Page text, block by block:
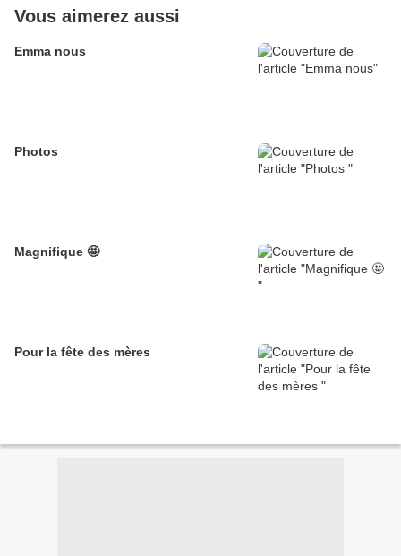
Vous aimerez aussi
Emma nous
Photos
Magnifique 🤩
Pour la fête des mères